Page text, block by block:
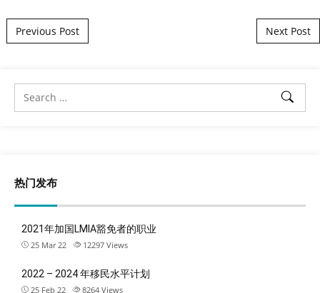
Post navigation
Previous Post Next Post
热门发布
2021年加国LMIA豁免者的职业
25 Mar 22 12297 Views
2022 – 2024 年移民水平计划
25 Feb 22 8264 Views